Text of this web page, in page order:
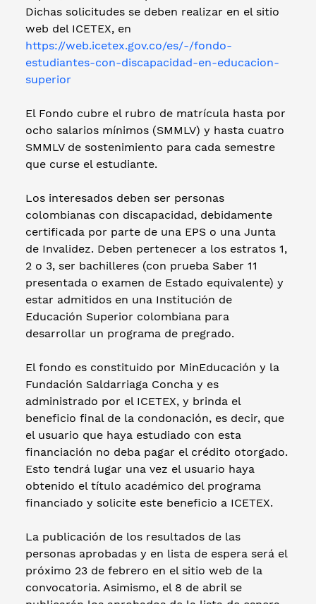
Dichas solicitudes se deben realizar en el sitio
web del ICETEX, en
https://web.icetex.gov.co/es/-/fondo-
estudiantes-con-discapacidad-en-educacion-
superior
El Fondo cubre el rubro de matrícula hasta por
ocho salarios mínimos (SMMLV) y hasta cuatro
SMMLV de sostenimiento para cada semestre
que curse el estudiante.
Los interesados deben ser personas
colombianas con discapacidad, debidamente
certificada por parte de una EPS o una Junta
de Invalidez. Deben pertenecer a los estratos 1,
2 o 3, ser bachilleres (con prueba Saber 11
presentada o examen de Estado equivalente) y
estar admitidos en una Institución de
Educación Superior colombiana para
desarrollar un programa de pregrado.
El fondo es constituido por MinEducación y la
Fundación Saldarriaga Concha y es
administrado por el ICETEX, y brinda el
beneficio final de la condonación, es decir, que
el usuario que haya estudiado con esta
financiación no deba pagar el crédito otorgado.
Esto tendrá lugar una vez el usuario haya
obtenido el título académico del programa
financiado y solicite este beneficio a ICETEX.
La publicación de los resultados de las
personas aprobadas y en lista de espera será el
próximo 23 de febrero en el sitio web de la
convocatoria. Asimismo, el 8 de abril se